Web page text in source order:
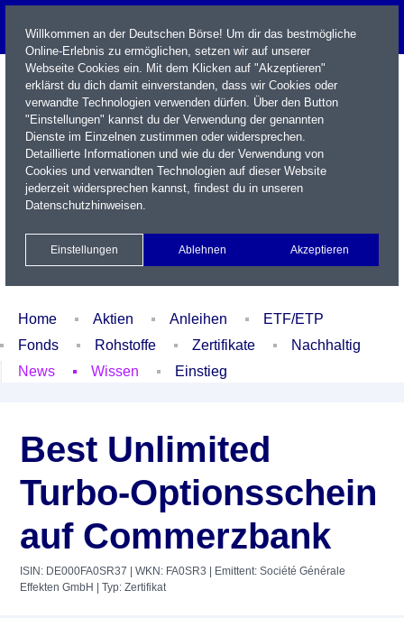
Name / WKN / ISIN / Kürzel
Xetra Realtime
Watchlist Portfolio Login
Home Aktien Anleihen
ETF/ETP
Fonds
Rohstoffe Zertifikate
Nachhaltig
News
Wissen Einstieg
Best Unlimited
Turbo-Optionsschein
auf Commerzbank
ISIN: DE000FA0SR37 | WKN: FA0SR3 | Emittent: Société Générale
Effekten GmbH
| Typ: Zertifikat
Willkommen an der Deutschen Börse! Um dir das bestmögliche
Online-Erlebnis zu ermöglichen, setzen wir auf unserer
Webseite Cookies ein. Mit dem Klicken auf "Akzeptieren"
erklärst du dich damit einverstanden, dass wir Cookies oder
verwandte Technologien verwenden dürfen. Über den Button
"Einstellungen" kannst du der Verwendung der genannten
Dienste im Einzelnen zustimmen oder widersprechen.
Detaillierte Informationen und wie du der Verwendung von
Cookies und verwandten Technologien auf dieser Website
jederzeit widersprechen kannst, findest du in unseren
Datenschutzhinweisen.
Einstellungen Ablehnen Akzeptieren